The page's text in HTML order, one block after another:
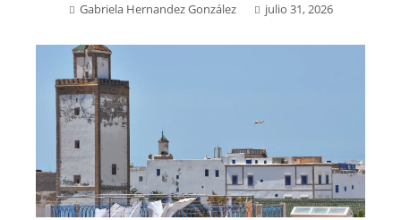
Gabriela Hernandez González julio 31, 2026